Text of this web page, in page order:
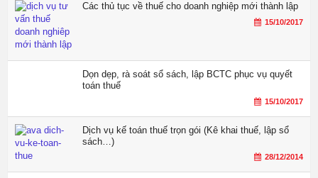
Các thủ tục về thuế cho doanh nghiệp mới thành lập
15/10/2017
Dọn dẹp, rà soát sổ sách, lập BCTC phục vụ quyết
toán thuế
15/10/2017
Dịch vụ kế toán thuế trọn gói (Kê khai thuế, lập sổ
sách…)
28/12/2014